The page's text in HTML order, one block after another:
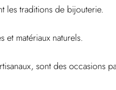
les traditions de bijouterie.
et matériaux naturels.
sont des occasions